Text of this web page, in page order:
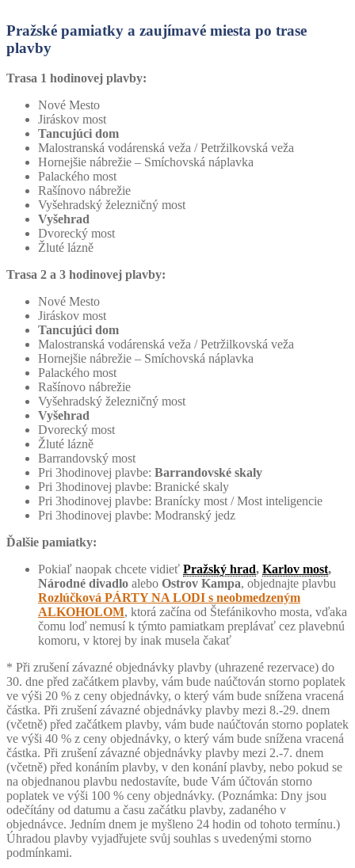
Pražské pamiatky a zaujímavé miesta po trase
plavby
Trasa 1 hodinovej plavby:
Nové Mesto
Jiráskov most
Tancujúci dom
Malostranská vodárenská veža / Petržilkovská veža
Hornejšie nábrežie – Smíchovská náplavka
Palackého most
Rašínovo nábrežie
Vyšehradský železničný most
Vyšehrad
Dvorecký most
Žluté lázně
Trasa 2 a 3 hodinovej plavby:
Nové Mesto
Jiráskov most
Tancujúci dom
Malostranská vodárenská veža / Petržilkovská veža
Hornejšie nábrežie – Smíchovská náplavka
Palackého most
Rašínovo nábrežie
Vyšehradský železničný most
Vyšehrad
Dvorecký most
Žluté lázně
Barrandovský most
Pri 3hodinovej plavbe: Barrandovské skaly
Pri 3hodinovej plavbe: Branické skaly
Pri 3hodinovej plavbe: Branícky most / Most inteligencie
Pri 3hodinovej plavbe: Modranský jedz
Ďalšie pamiatky:
Pokiaľ naopak chcete vidieť Pražský hrad, Karlov most,
Národné divadlo alebo Ostrov Kampa, objednajte plavbu
Rozlúčková PÁRTY NA LODI s neobmedzeným
ALKOHOLOM, ktorá začína od Štefánikovho mosta, vďaka
čomu loď nemusí k týmto pamiatkam preplávať cez plavebnú
komoru, v ktorej by inak musela čakať
* Při zrušení závazné objednávky plavby (uhrazené rezervace) do
30. dne před začátkem plavby, vám bude naúčtován storno poplatek
ve výši 20 % z ceny objednávky, o který vám bude snížena vracená
částka. Při zrušení závazné objednávky plavby mezi 8.-29. dnem
(včetně) před začátkem plavby, vám bude naúčtován storno poplatek
ve výši 40 % z ceny objednávky, o který vám bude snížena vracená
částka. Při zrušení závazné objednávky plavby mezi 2.-7. dnem
(včetně) před konáním plavby, v den konání plavby, nebo pokud se
na objednanou plavbu nedostavíte, bude Vám účtován storno
poplatek ve výši 100 % ceny objednávky. (Poznámka: Dny jsou
odečítány od datumu a času začátku plavby, zadaného v
objednávce. Jedním dnem je myšleno 24 hodin od tohoto termínu.)
Úhradou plavby vyjadřujete svůj souhlas s uvedenými storno
podmínkami.